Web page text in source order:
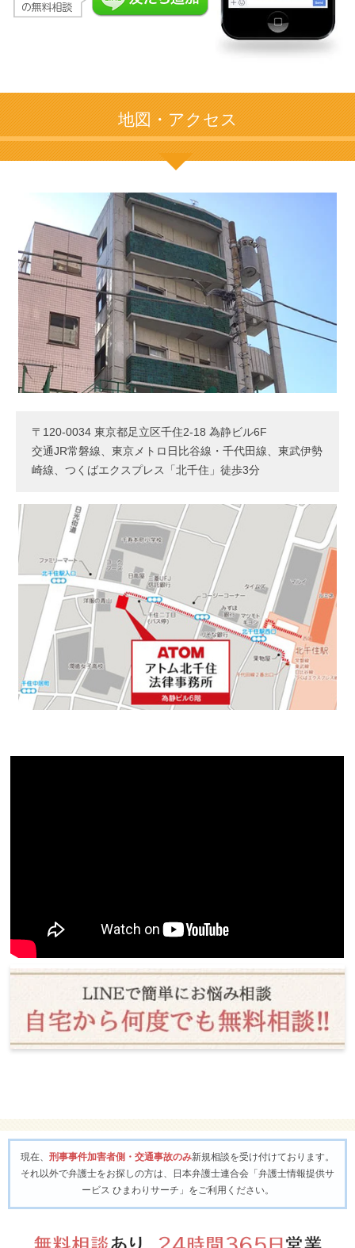
地図・アクセス
〒120-0034 東京都足立区千住2-18 為静ビル6F
交通JR常磐線、東京メトロ日比谷線・千代田線、東武伊勢
崎線、つくばエクスプレス「北千住」徒歩3分
現在、 刑事事件加害者側・交通事故のみ新規相談を受け付けております。
それ以外で弁護士をお探しの方は、日本弁護士連合会「弁護士情報提供サ
ービス ひまわりサーチ」をご利用ください。